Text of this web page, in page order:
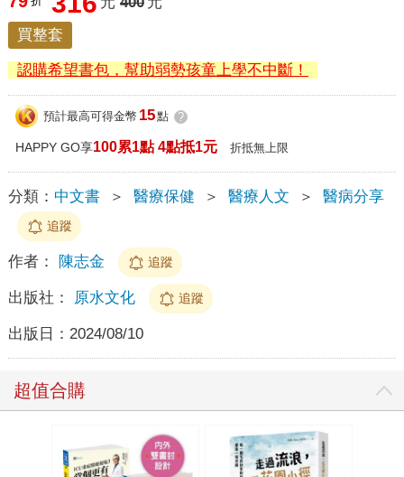
買整套
認購希望書包，幫助弱勢孩童上學不中斷！
預計最高可得金幣 15點 ?
HAPPY GO享100累1點 4點抵1元 折抵無上限
分類： 中文書 ＞ 醫療保健 ＞ 醫療人文 ＞ 醫病分享
追蹤
作者： 陳志金 追蹤
出版社： 原水文化 追蹤
出版日： 2024/08/10
超值合購